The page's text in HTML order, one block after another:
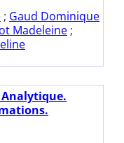
; Gaud Dominique
Madeleine ;
Analytique.